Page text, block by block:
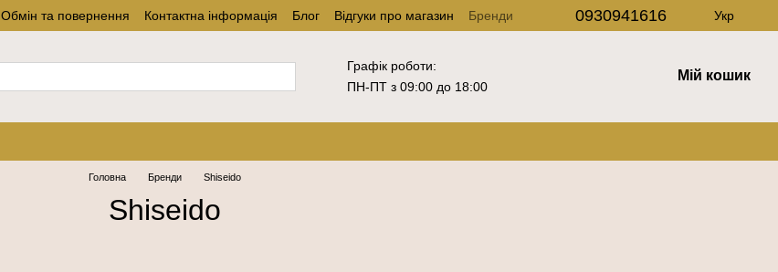
Обмін та повернення Контактна інформація Блог Відгуки про магазин Бренди 0930941616 Укр
Графік роботи:
ПН-ПТ з 09:00 до 18:00
Мій кошик
Головна Бренди Shiseido
Shiseido